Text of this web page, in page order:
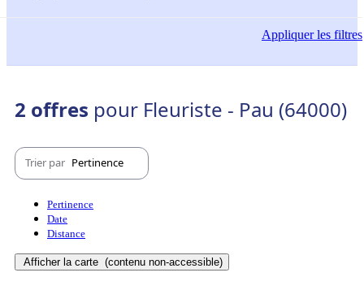
Appliquerles filtres
2 offres pour Fleuriste - Pau (64000)
Trier par Pertinence
Pertinence
Date
Distance
Afficher la carte (contenu non-accessible)